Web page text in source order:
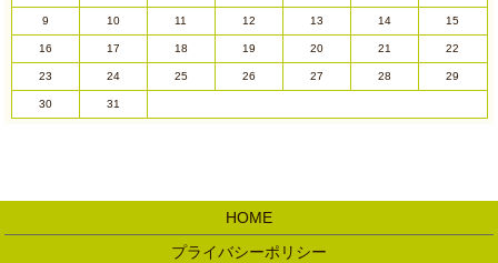
9 10 11 12 13 14 15
16 17 18 19 20 21 22
23 24 25 26 27 28 29
30 31
HOME
プライバシーポリシー